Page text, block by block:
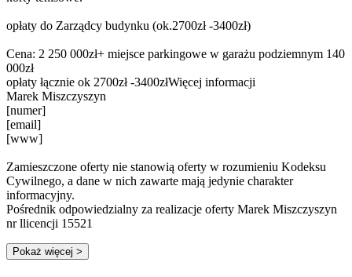
opłaty do Zarządcy budynku (ok.2700zł -3400zł)
Cena: 2 250 000zł+ miejsce parkingowe w garażu podziemnym 140
000zł
opłaty łącznie ok 2700zł -3400złWięcej informacji
Marek Miszczyszyn
[numer]
[email]
[www]
Zamieszczone oferty nie stanowią oferty w rozumieniu Kodeksu
Cywilnego, a dane w nich zawarte mają jedynie charakter
informacyjny.
Pośrednik odpowiedzialny za realizacje oferty Marek Miszczyszyn
nr llicencji 15521
Pokaż więcej >